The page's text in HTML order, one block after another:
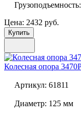
Грузоподъемность:
Цена: 2432 руб.
Купить
Колесная опора
Артикул: 61811
Диаметр: 125 мм